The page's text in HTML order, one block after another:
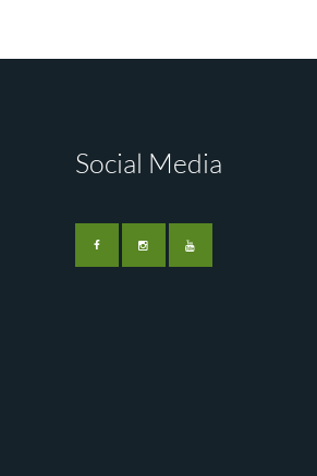
Social Media